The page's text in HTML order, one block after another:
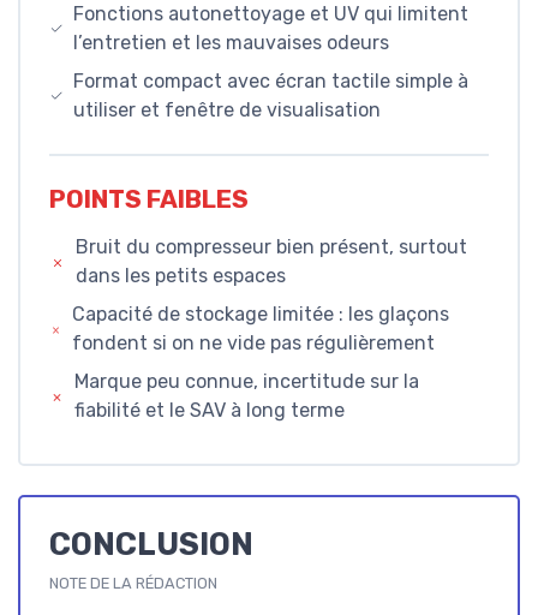
Fonctions autonettoyage et UV qui limitent
l’entretien et les mauvaises odeurs
Format compact avec écran tactile simple à
utiliser et fenêtre de visualisation
POINTS FAIBLES
Bruit du compresseur bien présent, surtout
dans les petits espaces
Capacité de stockage limitée : les glaçons
fondent si on ne vide pas régulièrement
Marque peu connue, incertitude sur la
fiabilité et le SAV à long terme
CONCLUSION
NOTE DE LA RÉDACTION